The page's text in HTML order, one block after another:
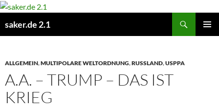
Zum
springen
saker.de 2.1
ALLGEMEIN,MULTIPOLARE WELTORDNUNG,RUSSLAND,USPPA
A.A. – TRUMP – DAS IST
KRIEG